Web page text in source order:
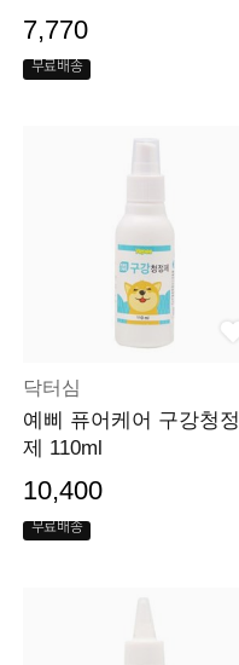
7,770
무료배송
닥터심
예삐 퓨어케어 구강청정
제 110ml
10,400
무료배송